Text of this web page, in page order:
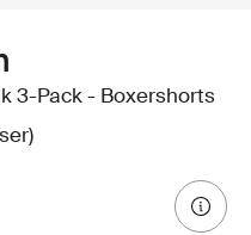
3-Pack - Boxershorts